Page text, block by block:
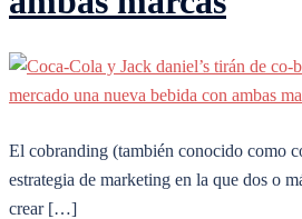
El cobranding (también conocido como
estrategia de marketing en la que dos o
crear […]